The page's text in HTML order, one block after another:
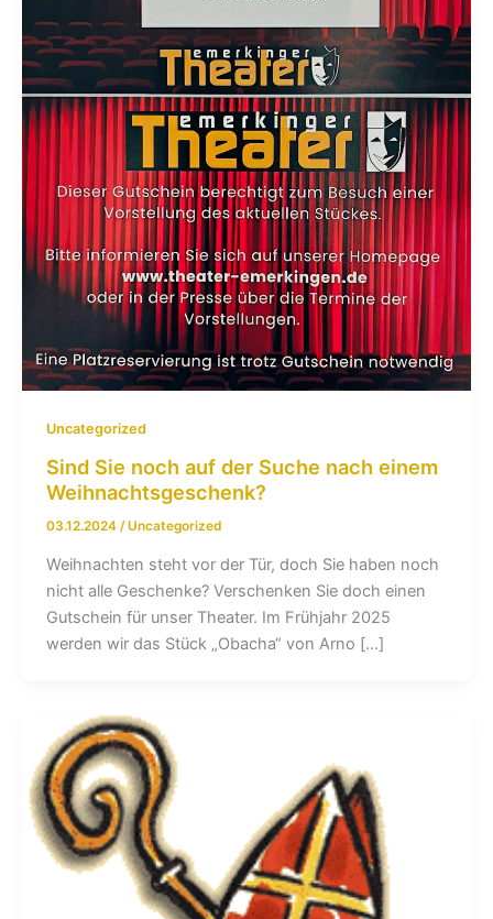
Uncategorized
Sind Sie noch auf der Suche nach einem
Weihnachtsgeschenk?
03.12.2024 /Uncategorized
Weihnachten steht vor der Tür, doch Sie haben noch
nicht alle Geschenke? Verschenken Sie doch einen
Gutschein für unser Theater. Im Frühjahr 2025
werden wir das Stück „Obacha“ von Arno […]